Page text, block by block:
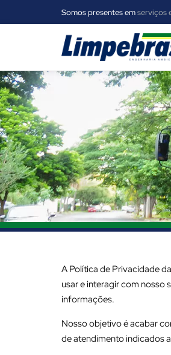
Somos presentes emserviços
A Política de Privacidade da
usar e interagir com nosso
informações.
Nosso objetivo é acabar
de atendimento indicados